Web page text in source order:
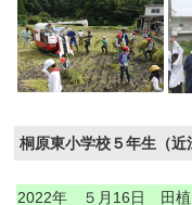
桐原東小学校５年生（近
2022年 ５月16日 田植